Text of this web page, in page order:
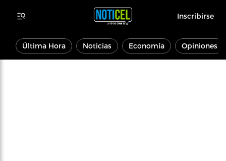
Inscribirse
Última Hora Noticias Economía Opiniones